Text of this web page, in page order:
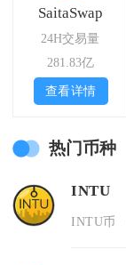
SaitaSwap
24H交易量
281.83亿
查看详情
热门币种
INTU
INTU币